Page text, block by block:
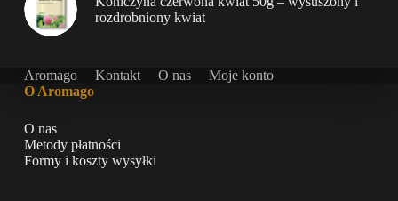
rozdrobniony kwiat
Aromago Kontakt O nas
Moje konto
O Aromago
O nas
Metody płatności
Formy i koszty wysyłki